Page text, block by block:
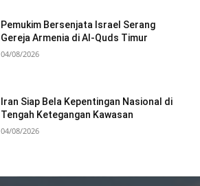
Pemukim Bersenjata Israel Serang
Gereja Armenia di Al-Quds Timur
04/08/2026
Iran Siap Bela Kepentingan Nasional di
Tengah Ketegangan Kawasan
04/08/2026